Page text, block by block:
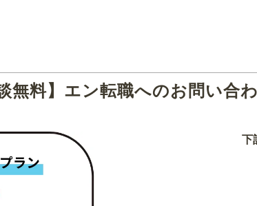
無料】エン転職へのお問い合
下